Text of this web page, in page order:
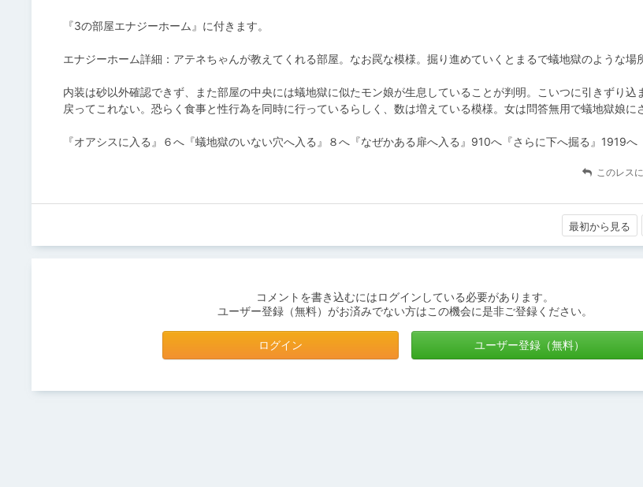
『3の部屋エナジーホーム』に付きます。
エナジーホーム詳細：アテネちゃんが教えてくれる部屋。なお罠な模様。掘り進めていくとまるで蟻地獄のような場
内装は砂以外確認できず、また部屋の中央には蟻地獄に似たモン娘が生息していることが判明。こいつに引きずり込
戻ってこれない。恐らく食事と性行為を同時に行っているらしく、数は増えている模様。女は問答無用で蟻地獄娘に
『オアシスに入る』６へ『蟻地獄のいない穴へ入る』８へ『なぜかある扉へ入る』910へ『さらに下へ掘る』1919へ
このレス
最初から見る
コメントを書き込むにはログインしている必要があります。
ユーザー登録（無料）がお済みでない方はこの機会に是非ご登録ください。
ログイン ユーザー登録（無料）